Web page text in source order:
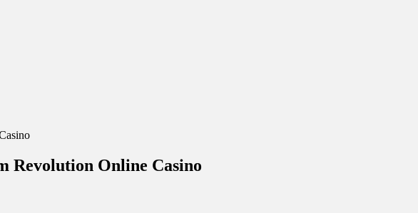
Revolution Online Casino